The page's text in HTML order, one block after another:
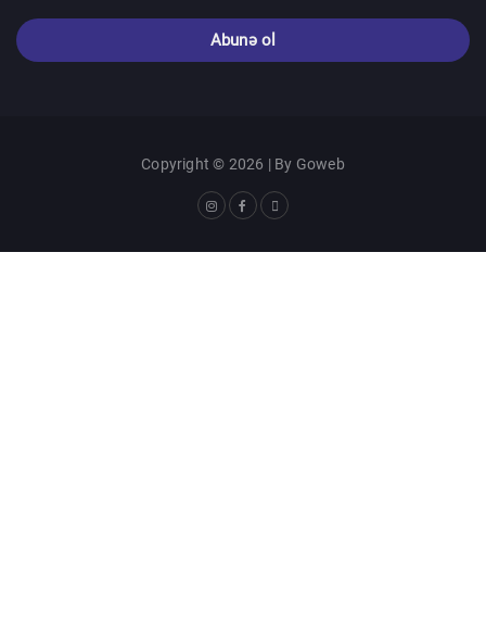
Abunə ol
Copyright © 2026 | By Goweb